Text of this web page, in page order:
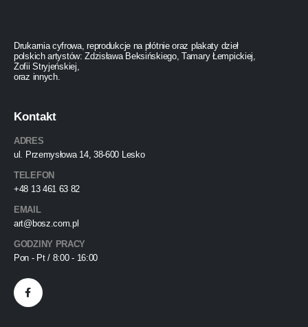
Drukarnia cyfrowa, reprodukcje na płótnie oraz plakaty dzieł
polskich artystów: Zdzisława Beksińskiego, Tamary Łempickiej,
Zofii Stryjeńskiej,
oraz innych.
Kontakt
ADRES
ul. Przemysłowa 14, 38-600 Lesko
TELEFON
+48 13 461 63 82
EMAIL
art@bosz.com.pl
GODZINY PRACY
Pon - Pt / 8:00 - 16:00